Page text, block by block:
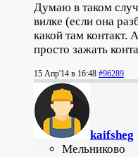
Думаю в таком
вилке (если она
какой там
просто зажать
15 Апр'14 в 16:48 #96289
kaifsheg
Мельниково